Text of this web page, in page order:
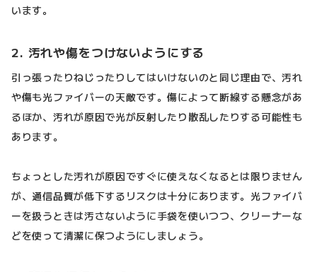
います。
2. 汚れや傷をつけないようにする
引っ張ったりねじったりしてはいけないのと同じ理由で、汚れ
や傷も光ファイバーの天敵です。傷によって断線する懸念があ
るほか、汚れが原因で光が反射したり散乱したりする可能性も
あります。
ちょっとした汚れが原因ですぐに使えなくなるとは限りません
が、通信品質が低下するリスクは十分にあります。光ファイバ
ーを扱うときは汚さないように手袋を使いつつ、クリーナーな
どを使って清潔に保つようにしましょう。